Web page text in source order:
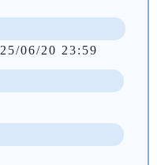
06/20 23:59